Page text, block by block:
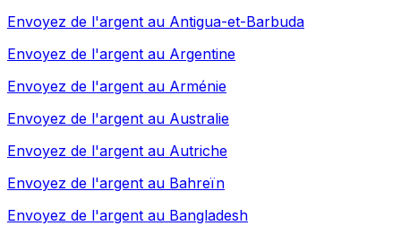
Envoyez de l'argent au Antigua-et-Barbuda
Envoyez de l'argent au Argentine
Envoyez de l'argent au Arménie
Envoyez de l'argent au Australie
Envoyez de l'argent au Autriche
Envoyez de l'argent au Bahreïn
Envoyez de l'argent au Bangladesh